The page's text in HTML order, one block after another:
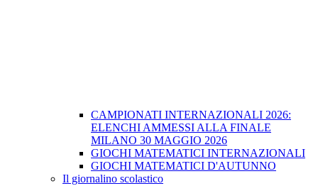
CAMPIONATI INTERNAZIONALI 2026:
ELENCHI AMMESSI ALLA FINALE
MILANO 30 MAGGIO 2026
GIOCHI MATEMATICI INTERNAZIONALI
GIOCHI MATEMATICI D'AUTUNNO
Il giornalino scolastico